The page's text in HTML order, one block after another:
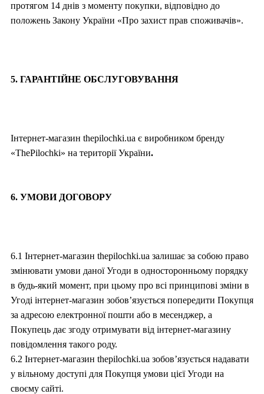
протягом 14 днів з моменту покупки, відповідно до
положень Закону України «Про захист прав споживачів».
5. ГАРАНТІЙНЕ ОБСЛУГОВУВАННЯ
Інтернет-магазин thepilochki.ua є виробником бренду
«ThePilochki» на території України.
6. УМОВИ ДОГОВОРУ
6.1 Інтернет-магазин thepilochki.ua залишає за собою право
змінювати умови даної Угоди в односторонньому порядку
в будь-який момент, при цьому про всі принципові зміни в
Угоді інтернет-магазин зобов’язується попередити Покупця
за адресою електронної пошти або в месенджер, а
Покупець дає згоду отримувати від інтернет-магазину
повідомлення такого роду.
6.2 Інтернет-магазин thepilochki.ua зобов’язується надавати
у вільному доступі для Покупця умови цієї Угоди на
своєму сайті.